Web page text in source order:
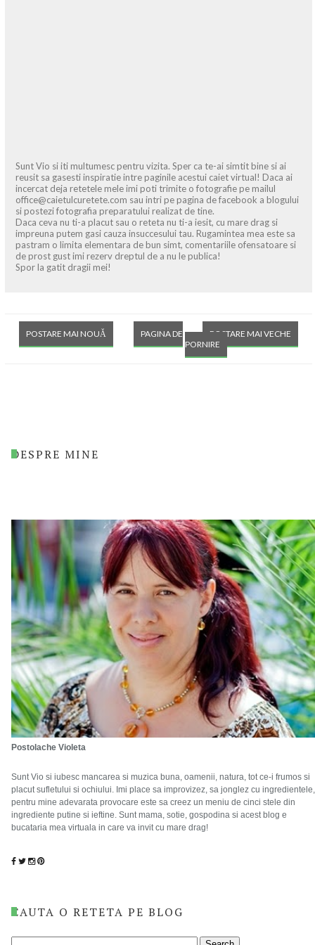
Sunt Vio si iti multumesc pentru vizita. Sper ca te-ai simtit bine si ai
reusit sa gasesti inspiratie intre paginile acestui caiet virtual! Daca ai
incercat deja retetele mele imi poti trimite o fotografie pe mailul
office@caietulcuretete.com sau intri pe pagina de facebook a blogului
si postezi fotografia preparatului realizat de tine.
Daca ceva nu ti-a placut sau o reteta nu ti-a iesit, cu mare drag si
impreuna putem gasi cauza insuccesului tau. Rugamintea mea este sa
pastram o limita elementara de bun simt, comentariile ofensatoare si
de prost gust imi rezerv dreptul de a nu le publica!
Spor la gatit dragii mei!
POSTARE MAI NOUĂ POSTARE MAI VECHE
PAGINA DE
PORNIRE
DESPRE MINE
Postolache Violeta
Sunt Vio si iubesc mancarea si muzica buna, oamenii, natura, tot ce-i frumos si
placut sufletului si ochiului. Imi place sa improvizez, sa jonglez cu ingredientele,
pentru mine adevarata provocare este sa creez un meniu de cinci stele din
ingrediente putine si ieftine. Sunt mama, sotie, gospodina si acest blog e
bucataria mea virtuala in care va invit cu mare drag!
CAUTA O RETETA PE BLOG